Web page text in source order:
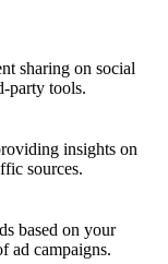
sharing on social
party tools.
insights on
sources.
based on your
ad campaigns.